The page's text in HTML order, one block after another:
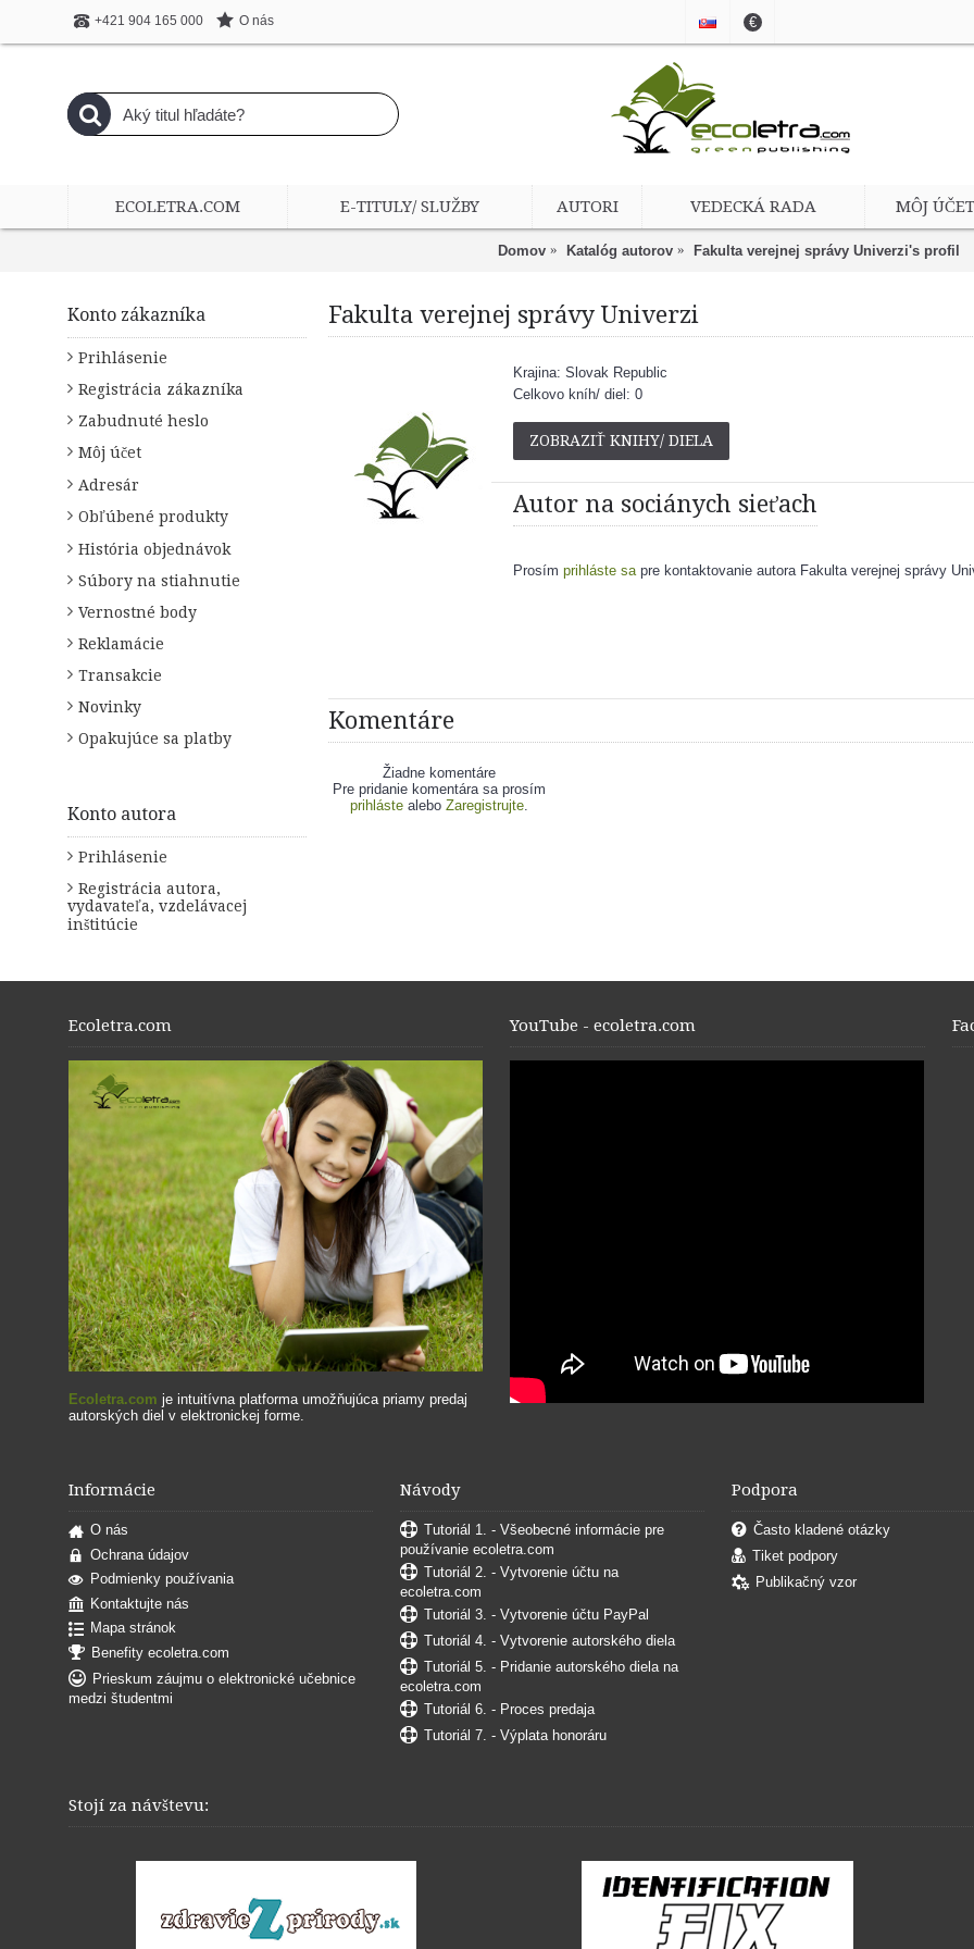
+421 904 165 000 O nás €
ECOLETRA.COM E-TITULY/ SLUŽBY AUTORI VEDECKÁ RADA MÔJ ÚČET
Domov Katalóg autorov Fakulta verejnej správy Univerzi's profil
Konto zákazníka
Prihlásenie
Registrácia zákazníka
Zabudnuté heslo
Môj účet
Adresár
Obľúbené produkty
História objednávok
Súbory na stiahnutie
Vernostné body
Reklamácie
Transakcie
Novinky
Opakujúce sa platby
Konto autora
Prihlásenie
Registrácia autora,
vydavateľa, vzdelávacej
inštitúcie
Fakulta verejnej správy Univerzi
Krajina: Slovak Republic
Celkovo kníh/ diel: 0
ZOBRAZIŤ KNIHY/ DIELA
Autor na sociánych sieťach
Prosím prihláste sapre kontaktovanie autora Fakulta verejnej správy
Komentáre
Žiadne komentáre
Pre pridanie komentára sa prosím
prihláste aleboZaregistrujte.
Ecoletra.com
Ecoletra.com je intuitívna platforma umožňujúca priamy predaj
autorských diel v elektronickej forme.
YouTube - ecoletra.com
Informácie
O nás
Ochrana údajov
Podmienky používania
Kontaktujte nás
Mapa stránok
Benefity ecoletra.com
Prieskum záujmu o elektronické učebnice
medzi študentmi
Návody
Tutoriál 1. - Všeobecné informácie pre
používanie ecoletra.com
Tutoriál 2. - Vytvorenie účtu na
ecoletra.com
Tutoriál 3. - Vytvorenie účtu PayPal
Tutoriál 4. - Vytvorenie autorského diela
Tutoriál 5. - Pridanie autorského diela na
ecoletra.com
Tutoriál 6. - Proces predaja
Tutoriál 7. - Výplata honoráru
Podpora
Často kladené otázky
Tiket podpory
Publikačný vzor
Stojí za návštevu: